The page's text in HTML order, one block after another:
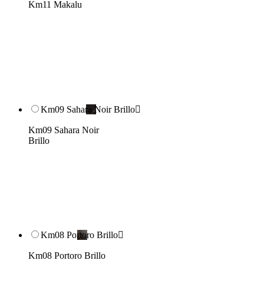
Km11 Makalu
Km09 Sahara Noir Brillo
Km09 Sahara Noir
Brillo
Km08 Portoro Brillo
Km08 Portoro Brillo